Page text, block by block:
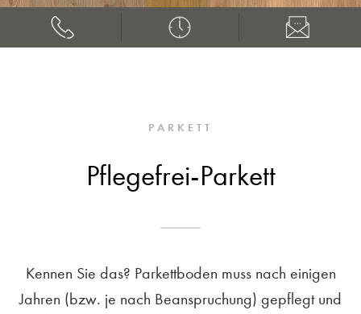
PARKETT
Pflegefrei-Parkett
Kennen Sie das? Parkettboden muss nach einigen
Jahren (bzw. je nach Beanspruchung) gepflegt und